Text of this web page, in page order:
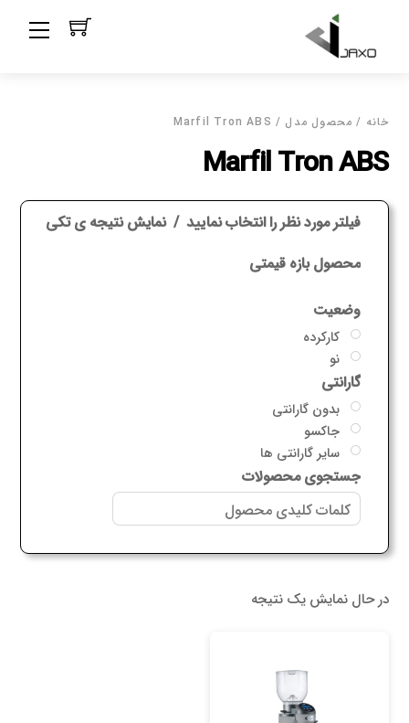
content
خانه / محصول مدل / Marfil Tron ABS
Marfil Tron ABS
فیلتر مورد نظر را انتخاب نمایید نمایش نتیجه ی تکی
محصول بازه قیمتی
وضعیت
کارکرده
نو
گارانتی
بدون گارانتی
جاکسو
سایر گارانتی ها
جستجوی محصولات
در حال نمایش یک نتیجه